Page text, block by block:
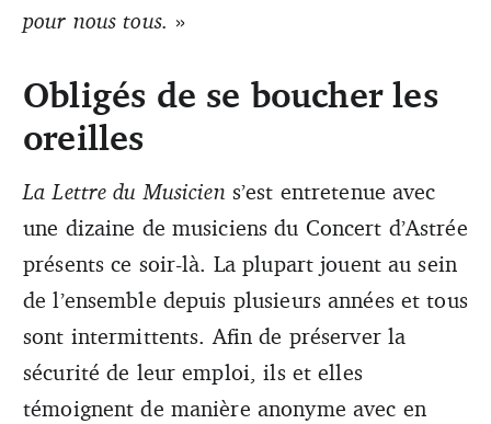
pour nous tous. »
Obligés de se boucher les
oreilles
La Lettre du Musiciens’est entretenue avec
une dizaine de musiciens du Concert d’Astrée
présents ce soir-là. La plupart jouent au sein
de l’ensemble depuis plusieurs années et tous
sont intermittents. Afin de préserver la
sécurité de leur emploi, ils et elles
témoignent de manière anonyme avec en